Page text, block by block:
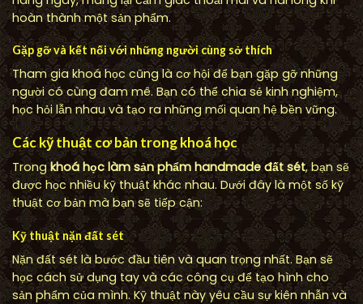
hoàn thành một sản phẩm.
Gặp gỡ và kết nối với những người cùng sở thích
Tham gia khoá học cũng là cơ hội để bạn gặp gỡ những
người có cùng đam mê. Bạn có thể chia sẻ kinh nghiệm,
học hỏi lẫn nhau và tạo ra những mối quan hệ bền vững.
Các kỹ thuật cơ bản trong khoá học
Trongkhoá học làm sản phẩm handmade đất sét, bạn sẽ
được học nhiều kỹ thuật khác nhau. Dưới đây là một số kỹ
thuật cơ bản mà bạn sẽ tiếp cận:
Kỹ thuật nặn đất sét
Nặn đất sét là bước đầu tiên và quan trọng nhất. Bạn sẽ
học cách sử dụng tay và các công cụ để tạo hình cho
sản phẩm của mình. Kỹ thuật này yêu cầu sự kiên nhẫn và